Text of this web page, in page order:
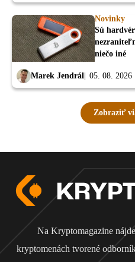
Novinky
Sú
niečo iné
Marek Jendrál 05. 08. 2026
Zobraziť
Na Kryptomagazine
kryptomenách tvorené